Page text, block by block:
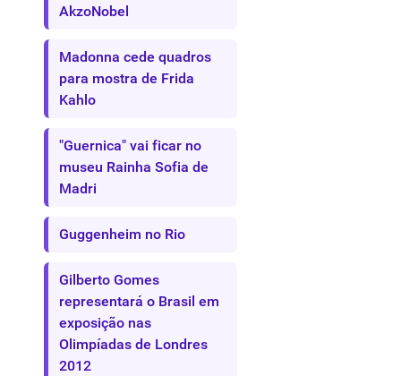
AkzoNobel
Madonna cede quadros
para mostra de Frida
Kahlo
"Guernica" vai ficar no
museu Rainha Sofia de
Madri
Guggenheim no Rio
Gilberto Gomes
representará o Brasil em
exposição nas
Olimpíadas de Londres
2012